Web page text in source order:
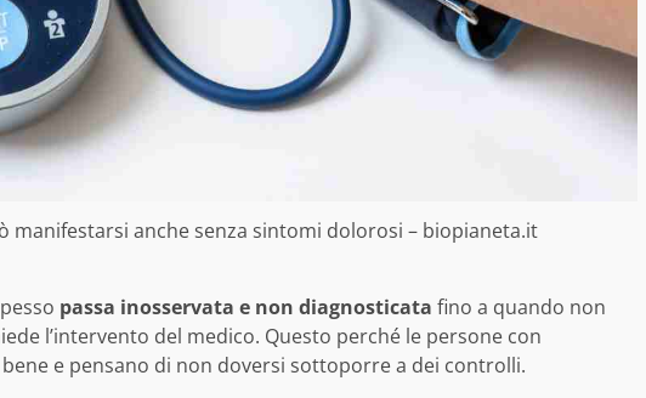
manifestarsi anche senza sintomi dolorosi – biopianeta.it
passa inosservata e non diagnosticata fino a quando non
l’intervento del medico. Questo perché le persone con
e pensano di non doversi sottoporre a dei controlli.